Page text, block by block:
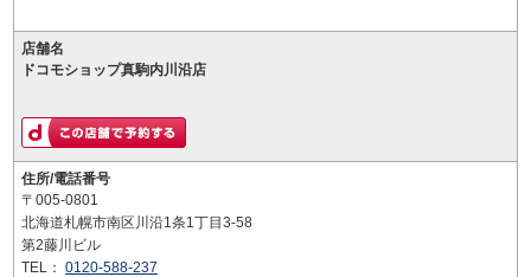
店舗名
ドコモショップ真駒内川沿店
住所/電話番号
〒005-0801
北海道札幌市南区川沿1条1丁目3-58
第2藤川ビル
TEL： 0120-588-237